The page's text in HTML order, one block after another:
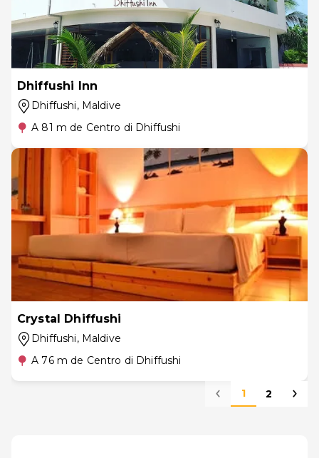
Dhiffushi Inn
Dhiffushi, Maldive
A 81 m de Centro di Dhiffushi
Crystal Dhiffushi
Dhiffushi, Maldive
A 76 m de Centro di Dhiffushi
1 2